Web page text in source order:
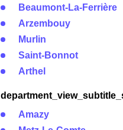
Beaumont-La-Ferrière
Arzembouy
Murlin
Saint-Bonnot
Arthel
Amazy